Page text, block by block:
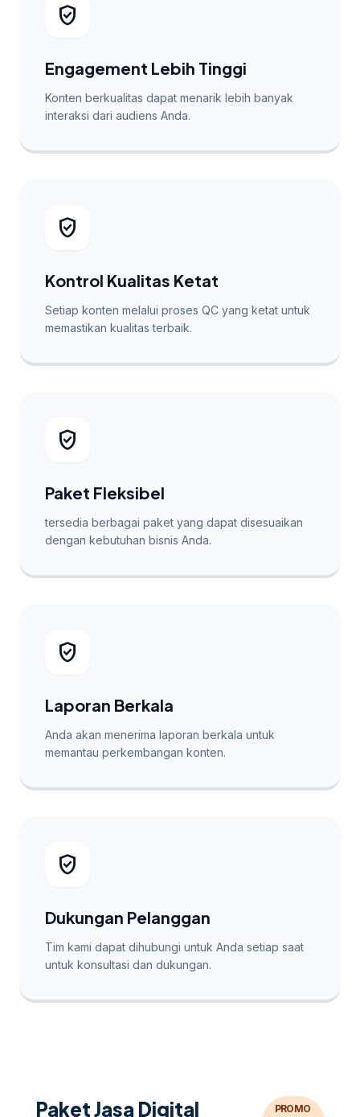
verified_user
Engagement Lebih Tinggi
Konten berkualitas dapat menarik lebih banyak
interaksi dari audiens Anda.
verified_user
Kontrol Kualitas Ketat
Setiap konten melalui proses QC yang ketat untuk
memastikan kualitas terbaik.
verified_user
Paket Fleksibel
tersedia berbagai paket yang dapat disesuaikan
dengan kebutuhan bisnis Anda.
verified_user
Laporan Berkala
Anda akan menerima laporan berkala untuk
memantau perkembangan konten.
verified_user
Dukungan Pelanggan
Tim kami dapat dihubungi untuk Anda setiap saat
untuk konsultasi dan dukungan.
Paket Jasa Digital
PROMO